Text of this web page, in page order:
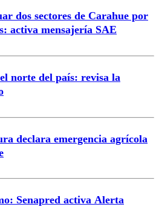
dos sectores de Carahue por
activa mensajería SAE
norte del país: revisa la
declara emergencia agrícola
Senapred activa Alerta